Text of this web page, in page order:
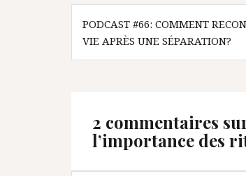
Navigation
de
l’article
PODCAST #66: COMMENT
VIE APRÈS UNE SÉPARATION?
2 commentaires
l’importance des